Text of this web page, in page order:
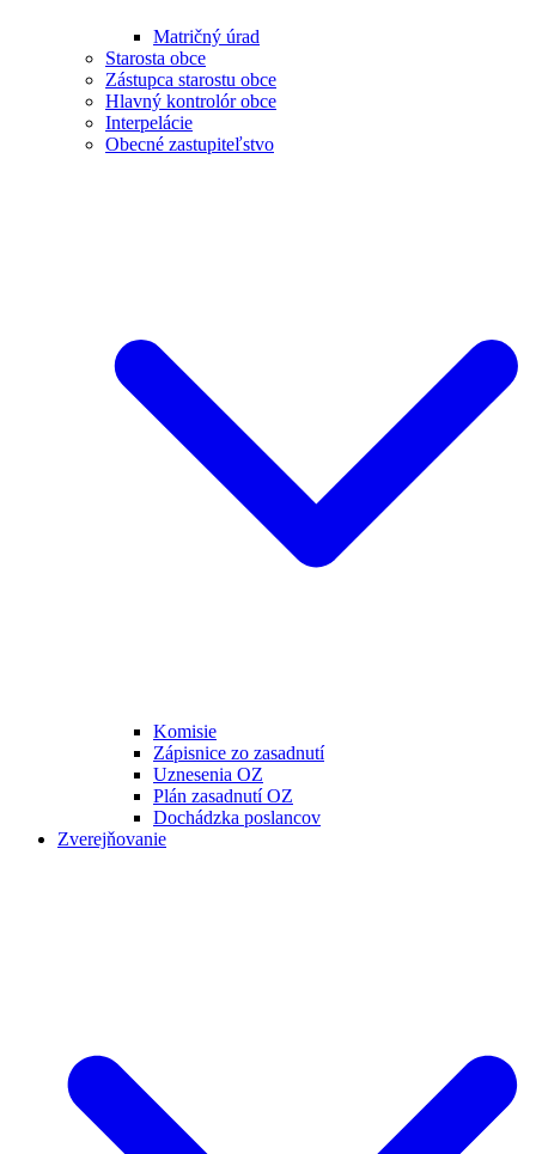
Matričný úrad
Starosta obce
Zástupca starostu obce
Hlavný kontrolór obce
Interpelácie
Obecné zastupiteľstvo
Komisie
Zápisnice zo zasadnutí
Uznesenia OZ
Plán zasadnutí OZ
Dochádzka poslancov
Zverejňovanie